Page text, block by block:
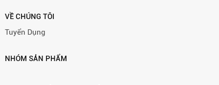
VỀ CHÚNG TÔI
Tuyển Dụng
NHÓM SẢN PHẨM